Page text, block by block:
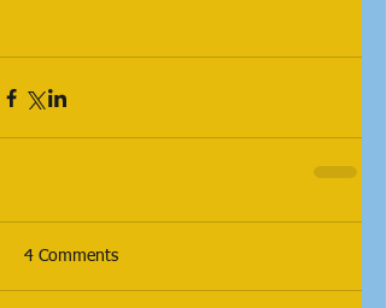
4 Comments